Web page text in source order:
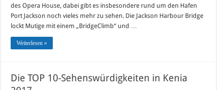
des Opera House, dabei gibt es insbesondere rund um den Hafen
Port Jackson noch vieles mehr zu sehen. Die Jackson Harbour Bridge
lockt Mutige mit einem „BridgeClimb“ und …
Weiterlesen »
Die TOP 10-Sehenswürdigkeiten in Kenia